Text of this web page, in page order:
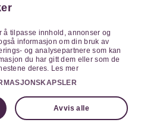
Home
å tilpasse innhold, annonser og
informasjon om din bruk av
og analysepartnere som kan
du har gitt dem eller som de
deres. Les mer
Avvis alle